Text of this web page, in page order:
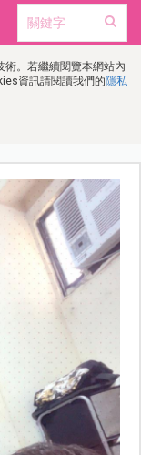
。若繼續閱覽本網站內
資訊請閱讀我們的隱私